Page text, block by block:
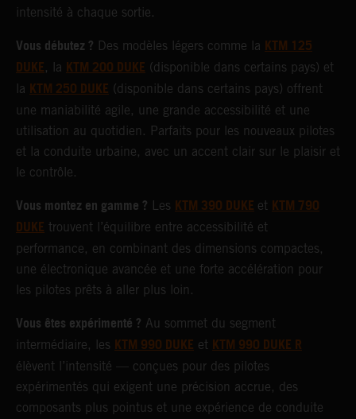
intensité à chaque sortie.
Vous débutez ? Des modèles légers comme la KTM 125
DUKE, la KTM 200 DUKE (disponible dans certains pays) et
la KTM 250 DUKE (disponible dans certains pays) offrent
une maniabilité agile, une grande accessibilité et une
utilisation au quotidien. Parfaits pour les nouveaux pilotes
et la conduite urbaine, avec un accent clair sur le plaisir et
le contrôle.
Vous montez en gamme ? Les KTM 390 DUKE et KTM 790
DUKE trouvent l’équilibre entre accessibilité et
performance, en combinant des dimensions compactes,
une électronique avancée et une forte accélération pour
les pilotes prêts à aller plus loin.
Vous êtes expérimenté ? Au sommet du segment
intermédiaire, les KTM 990 DUKE et KTM 990 DUKE R
élèvent l’intensité — conçues pour des pilotes
expérimentés qui exigent une précision accrue, des
composants plus pointus et une expérience de conduite